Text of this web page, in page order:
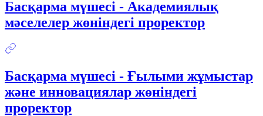
Басқарма мүшесі - Академиялық
мәселелер жөніндегі проректор
Басқарма мүшесі - Ғылыми жұмыстар
және инновациялар жөніндегі
проректор